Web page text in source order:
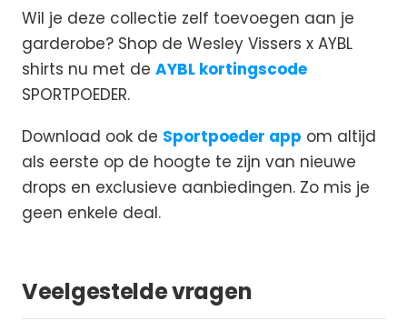
Wil je deze collectie zelf toevoegen aan je
garderobe? Shop de Wesley Vissers x AYBL
shirts nu met de AYBL kortingscode
SPORTPOEDER.
Download ook de Sportpoeder app om altijd
als eerste op de hoogte te zijn van nieuwe
drops en exclusieve aanbiedingen. Zo mis je
geen enkele deal.
Veelgestelde vragen